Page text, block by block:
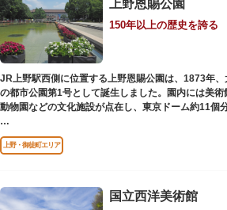
参拝は6:00～17:00（御朱印の授与は9:00～17:00）
上野恩賜公園
150年以上の歴史を誇る
JR上野駅西側に位置する上野恩賜公園は、1873年
の都市公園第1号として誕生しました。園内には美
動物園などの文化施設が点在し、東京ドーム約11個
ソメイヨシノやヤマザクラなど約1,200本の桜が植え
所としても有名。シーズンにはライトアップされた
例年延べ330万人近い人出となります。不忍池（し
ので、バードウォッチングを楽しむ人の姿も見られる
上野・御徒町エリア
国立西洋美術館